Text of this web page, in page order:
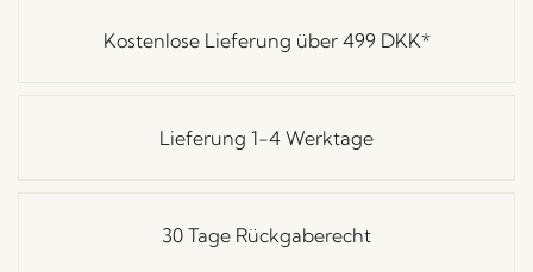
Kostenlose Lieferung über 499 DKK*
Lieferung 1-4 Werktage
30 Tage Rückgaberecht